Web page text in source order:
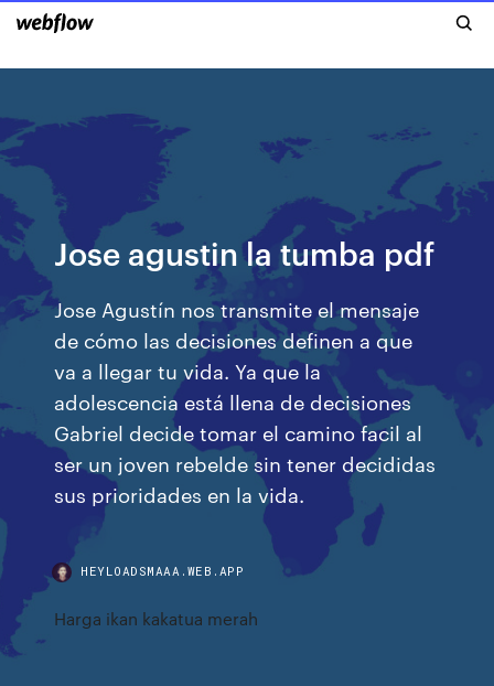
Jose agustin la tumba pdf
Jose Agustín nos transmite el mensaje
de cómo las decisiones definen a que
va a llegar tu vida. Ya que la
adolescencia está llena de decisiones
Gabriel decide tomar el camino facil al
ser un joven rebelde sin tener decididas
sus prioridades en la vida.
HEYLOADSMAAA.WEB.APP
Harga ikan kakatua merah